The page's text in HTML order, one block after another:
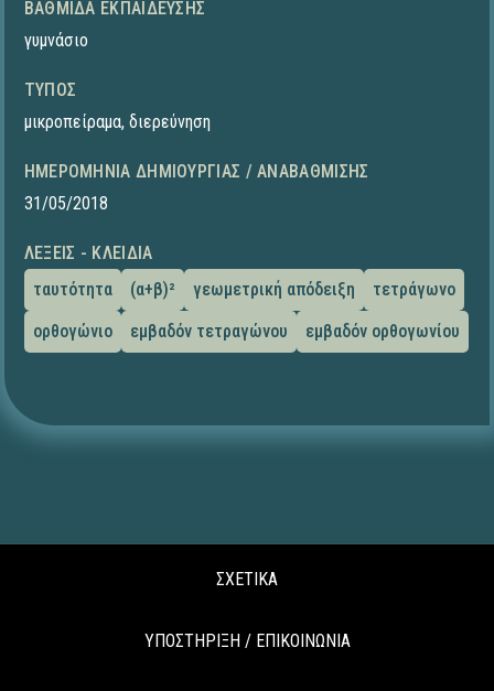
ΒΑΘΜΊΔΑ ΕΚΠΑΊΔΕΥΣΗΣ
γυμνάσιο
ΤΎΠΟΣ
μικροπείραμα, διερεύνηση
ΗΜΕΡΟΜΗΝΊΑ ΔΗΜΙΟΥΡΓΊΑΣ / ΑΝΑΒΆΘΜΙΣΗΣ
31/05/2018
ΛΈΞΕΙΣ - ΚΛΕΙΔΙΆ
ταυτότητα
(α+β)² γεωμετρική απόδειξη
τετράγωνο
ορθογώνιο
εμβαδόν τετραγώνου εμβαδόν ορθογωνίου
ΣΧΕΤΙΚΑ
ΥΠΟΣΤΗΡΙΞΗ / ΕΠΙΚΟΙΝΩΝΙΑ